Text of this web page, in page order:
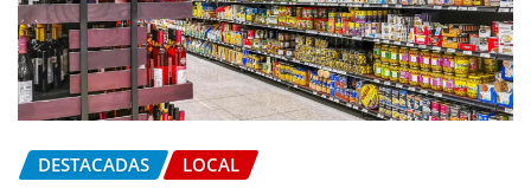
DESTACADAS LOCAL